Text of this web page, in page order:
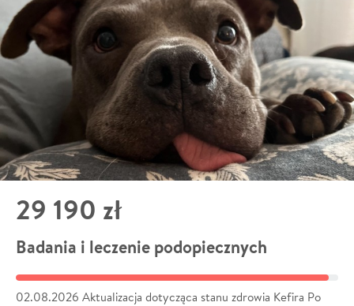
29 190 zł
Badania i leczenie podopiecznych
02.08.2026 Aktualizacja dotycząca stanu zdrowia Kefira Po